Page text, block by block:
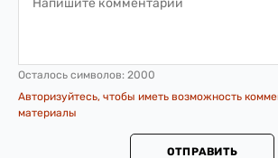
Осталось символов: 2000
Авторизуйтесь, чтобы иметь возможность
материалы
ОТПРАВИТЬ